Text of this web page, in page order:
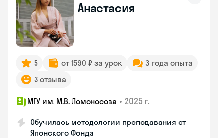
Анастасия
5 от 1590 ₽ за урок
3 года опыта
3 отзыва
МГУ им. М.В. Ломоносова • 2025 г.
Обучилась методологии преподавания от
Японского Фонда